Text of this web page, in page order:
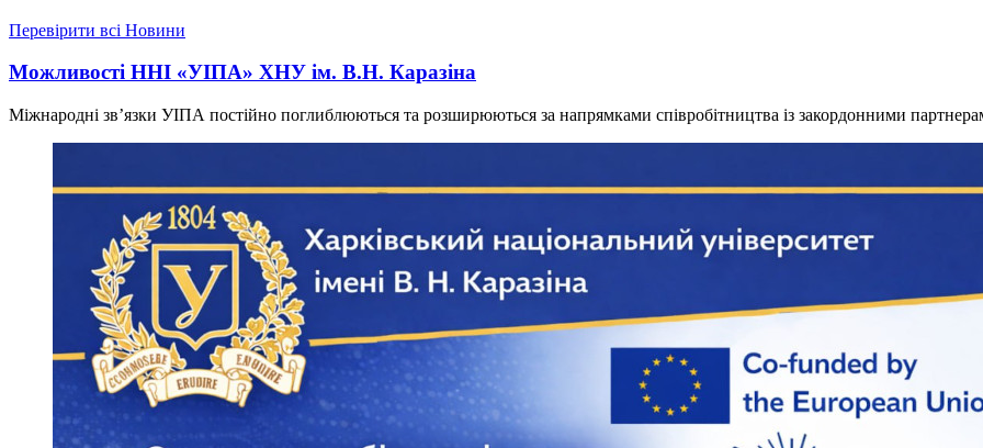
Перевірити всі Новини
Можливості ННІ «УІПА» ХНУ ім. В.Н. Каразіна
Міжнародні зв’язки УІПА постійно поглиблюються та розширюються за напрямками співробітництва із закордонними